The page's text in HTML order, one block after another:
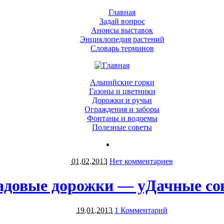
Главная
Задай вопрос
Анонсы выставок
Энциклопедия растений
Словарь терминов
Альпийские горки
Газоны и цветники
Дорожки и ручьи
Ограждения и заборы
Фонтаны и водоемы
Полезные советы
01.02.2013 Нет комментариев
дорожки — уДачные
19.01.2013 1 Комментарий